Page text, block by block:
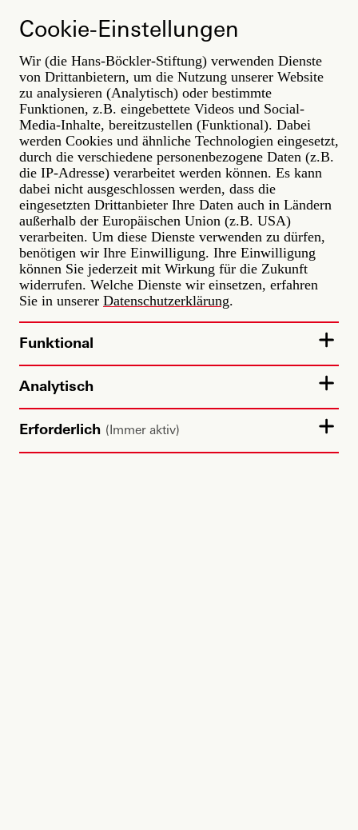
Cookie-Einstellungen
Wir (die Hans-Böckler-Stiftung) verwenden Dienste
von Drittanbietern, um die Nutzung unserer Website
zu analysieren (Analytisch) oder bestimmte
Funktionen, z.B. eingebettete Videos und Social-
Media-Inhalte, bereitzustellen (Funktional). Dabei
werden Cookies und ähnliche Technologien eingesetzt,
durch die verschiedene personenbezogene Daten (z.B.
die IP-Adresse) verarbeitet werden können. Es kann
dabei nicht ausgeschlossen werden, dass die
eingesetzten Drittanbieter Ihre Daten auch in Ländern
außerhalb der Europäischen Union (z.B. USA)
verarbeiten. Um diese Dienste verwenden zu dürfen,
benötigen wir Ihre Einwilligung. Ihre Einwilligung
können Sie jederzeit mit Wirkung für die Zukunft
widerrufen. Welche Dienste wir einsetzen, erfahren
Sie in unserer Datenschutzerklärung.
Funktional
Analytisch
Erforderlich (Immer aktiv)
Inhalt